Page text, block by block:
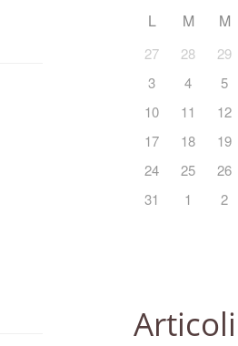
L M M
27 28 29
3
4 5
10
11 12
17
18 19
24
25 26
31
1 2